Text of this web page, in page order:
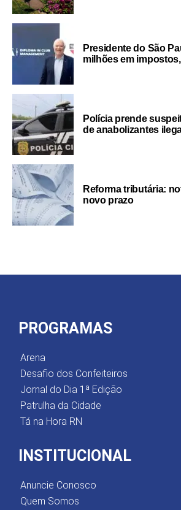
Presidente do São
milhões em
Polícia prende
de anabolizantes
Reforma tributária:
novo prazo
PROGRAMAS
Arena
Desafio dos Confeiteiros
Jornal do Dia 1ª Edição
Patrulha da Cidade
Tá na Hora RN
INSTITUCIONAL
Anuncie Conosco
Quem Somos